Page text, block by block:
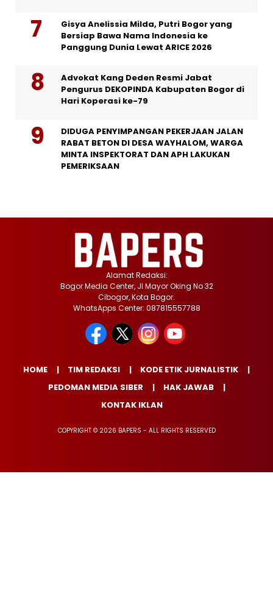
Gisya Anelissia Milda, Putri Bogor yang
Bersiap Bawa Nama Indonesia ke
Panggung Dunia Lewat ARICE 2026
Advokat Kang Deden Resmi Jabat
Pengurus DEKOPINDA Kabupaten Bogor di
Hari Koperasi ke-79
DIDUGA PENYIMPANGAN PEKERJAAN JALAN
RABAT BETON DI DESA WAYHALOM, WARGA
MINTA INSPEKTORAT DAN APH LAKUKAN
PEMERIKSAAN
Alamat Redaksi:
Bogor Media Center, Jl Mayor Oking No 32
Cibogor, Kota Bogor.
WhatsApps Center: 087815557788
HOME TIM REDAKSI
KODE ETIK JURNALISTIK
PEDOMAN MEDIA SIBER
HAK JAWAB
KONTAK IKLAN
COPYRIGHT © 2026 BAPERS - ALL RIGHTS RESERVED